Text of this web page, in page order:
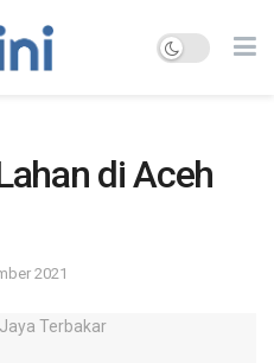
di Aceh
2021